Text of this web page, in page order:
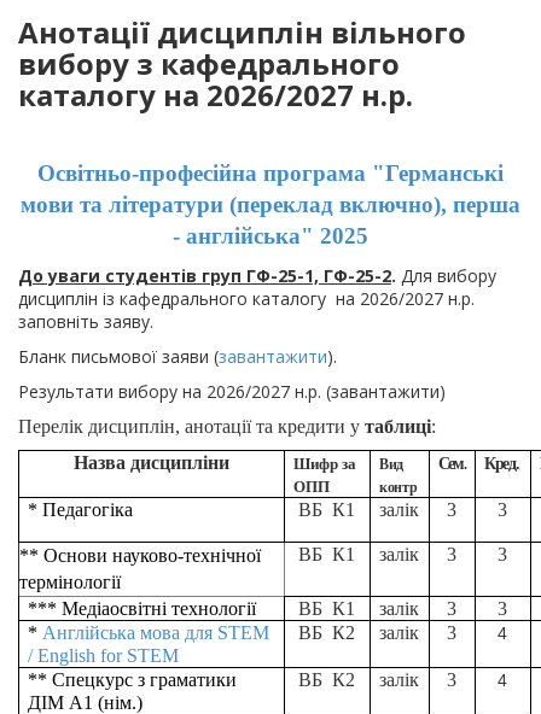
Анотації дисциплін вільного
вибору з кафедрального
каталогу на 2026/2027 н.р.
Освітньо-професійна програма "Германські
мови та літератури (переклад включно), перша
- англійська" 2025
До уваги студентів груп ГФ-25-1, ГФ-25-2. Для вибору
дисциплін із кафедрального каталогу на 2026/2027 н.р.
заповніть заяву.
Бланк письмової заяви (завантажити).
Результати вибору на 2026/2027 н.р. (завантажити)
Перелік дисциплін, анотації та кредити у таблиці:
Назва дисципліни
Шифр за
ОПП
Вид
контр
Сем. Кред.
* Педагогіка ВБ К1 залік 3 3
** Основи науково-технічної
термінології
ВБ К1 залік 3 3
*** Медіаосвітні технології ВБ К1 залік 3
3
* Англійська мова для STEM
/English for STEM
ВБ К2 залік 3 4
** Спецкурс з граматики
ДІМ А1 (нім.)
ВБ К2 залік 3 4